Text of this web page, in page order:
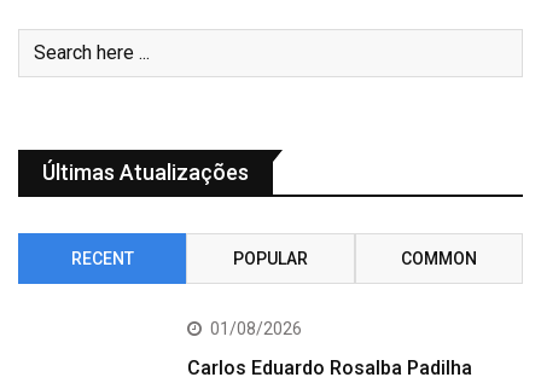
Últimas Atualizações
RECENT POPULAR COMMON
01/08/2026
Carlos Eduardo Rosalba Padilha